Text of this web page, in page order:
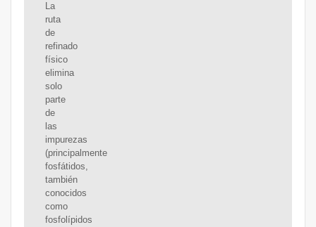
La
ruta
de
refinado
físico
elimina
solo
parte
de
las
impurezas
(principalmente
fosfátidos,
también
conocidos
como
fosfolípidos